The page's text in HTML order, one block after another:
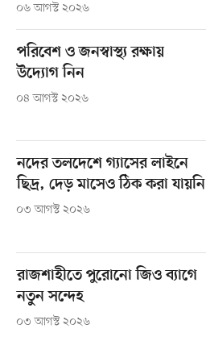
০৬ আগস্ট ২০২৬
পরিবেশ ও জনস্বাস্থ্য রক্ষায়
উদ্যোগ নিন
০৪ আগস্ট ২০২৬
নদের তলদেশে গ্যাসের লাইনে
ছিদ্র, দেড় মাসেও ঠিক করা যায়নি
০৩ আগস্ট ২০২৬
রাজশাহীতে পুরোনো জিও ব্যাগে
নতুন সন্দেহ
০৩ আগস্ট ২০২৬